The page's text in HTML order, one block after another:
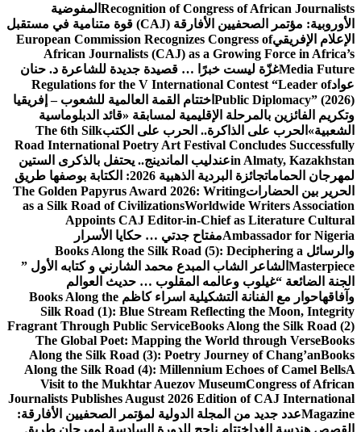
Recognition of Congress of African Journalists المفوضية
الأوروبية: مؤتمر الصحفيين الأفارقة (CAJ) قوة متنامية في مستقبل
الإعلام الإفريقيEuropean Commission Recognizes Congress of
African Journalists (CAJ) as a Growing Force in Africa’s
Media Futureغزّة ليست خبرًا … قصيدة جديدة للشاعرة د. حنان
عوادRegulations for the V International Contest “Leader of
Public Diplomacy” (2026) اختتام القمة العالمية للشعوب – إفريقيا
وتكريم الفائزين بالمرحلة الإقليمية لمسابقة «قائد الدبلوماسية
الشعبية» الحرب على الذاكرة.. الحرب على الكتبThe 6th Silk
Road International Poetry Art Festival Concludes Successfully
in Almaty, Kazakhstanعندليب الماندينج.. يحتفل بالذكرى الستين
لمهرجان الحمامات
جائزة البردية الذهبية 2026: الكتابة بوصفها طريق
الحرير بين الحضاراتThe Golden Papyrus Award 2026: Writing
as a Silk Road of CivilizationsWorldwide Writers Association
Appoints CAJ Editor-in-Chief as Literature Cultural
Ambassador for Nigeriaمفتاح جدتي … حكايا الأسرار
والرسائل Books Along the Silk Road (5): Deciphering a
Masterpiece الشاعر الشاب المبدع محمد الشارني و كتابه الأول ”
الجنة الضائعة “غيلوب وعالمه المقلوب … حديث العوالم
وآفاقهاحوار مع الفنانة التشكيلية اسراء كاظم Books Along the
Silk Road (1): Blue Stream Reflecting the Moon, Integrity
Fragrant Through Public ServiceBooks Along the Silk Road (2)
The Global Poet: Mapping the World through VerseBooks
Along the Silk Road (3): Poetry Journey of Chang’anBooks
Along the Silk Road (4): Millennium Echoes of Camel BellsA
Visit to the Mukhtar Auezov MuseumCongress of African
Journalists Publishes August 2026 Edition of CAJ International
Magazineعدد جديد من المجلة الدولية لمؤتمر الصحفيين الأفارقة: